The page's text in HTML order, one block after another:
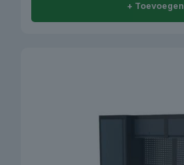
+ Toevoegen